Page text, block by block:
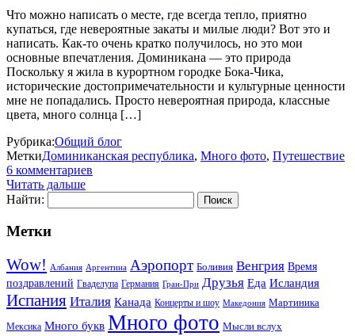
Что можно написать о месте, где всегда тепло, приятно
купаться, где невероятные закаты и милые люди? Вот это и
написать. Как-то очень кратко получилось, но это мои
основные впечатления. Доминикана — это природа
Поскольку я жила в курортном городке Бока-Чика,
исторические достопримечательности и культурные ценности
мне не попадались. Просто невероятная природа, классные
цвета, много солнца […]
Рубрика:Общий блог
МеткиДоминиканская республика, Много фото, Путешествие
6 комментариев
Читать дальше
Найти:
Метки
Wow! Албания Аргентина Аэропорт Боливия Венгрия Время
поздравлений Гваделупа Германия Гран-При Друзья Еда Исландия
Испания Италия Канада Концерты и шоу Македония Мартиника
Мексика Много букв Много фото Мысли вслух